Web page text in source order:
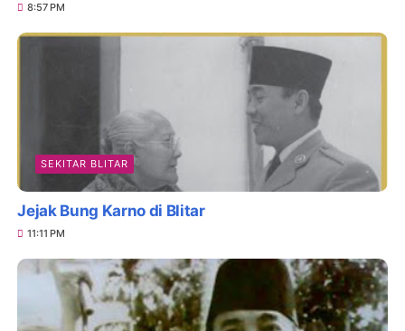
8:57 PM
SEKITAR BLITAR
Jejak Bung Karno di Blitar
11:11 PM